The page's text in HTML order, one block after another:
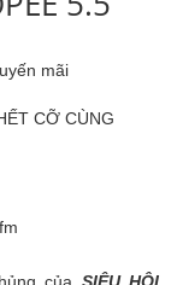
mãi
CỠ CÙNG
của SIÊU HỘI